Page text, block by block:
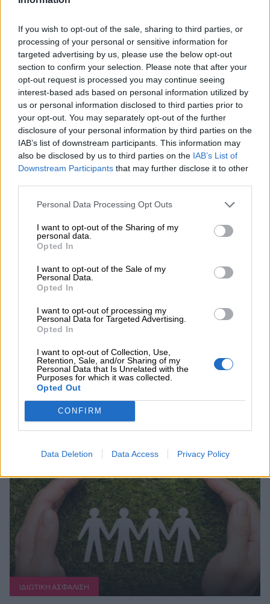
If you wish to opt-out of the sale, sharing to third parties, or
processing of your personal or sensitive information for
targeted advertising by us, please use the below opt-out
section to confirm your selection. Please note that after your
opt-out request is processed you may continue seeing
interest-based ads based on personal information utilized by
us or personal information disclosed to third parties prior to
your opt-out. You may separately opt-out of the further
disclosure of your personal information by third parties on the
IAB’s list of downstream participants. This information may
also be disclosed by us to third parties on the IAB’s List of
Downstream Participants that may further disclose it to other
Personal Data Processing Opt Outs
I want to opt-out of the Sharing of my
personal data.
Opted In
I want to opt-out of the Sale of my
Personal Data.
Opted In
I want to opt-out of processing my
Personal Data for Targeted Advertising.
Opted In
I want to opt-out of Collection, Use,
Retention, Sale, and/or Sharing of my
Personal Data that Is Unrelated with the
Purposes for which it was collected.
Opted Out
CONFIRM
Data Deletion Data Access Privacy Policy
Στέλιος Λιανός – INTERAMERICAN / Αθηναϊκή Γενική Κλινική
06.08.2026 - 08:40
Η γαλλική «ψήφος» στο «καλώδιο» και τα συμφέροντα, οι
ελληνικές τράπεζες «πρωταθλήτριες» στα δάνεια, νέο deal
Βαρδινογιάννη- Εξάρχου και ο διπλασιασμός των κερδών της
ΔΕΗ
05.08.2026 - 13:37
Randy Schekman, Νομπελίστας Ιατρικής: «Σε πέντε χρόνια
μπορεί να έχουμε θεραπεία που αναστέλλει την εξέλιξη του
Πάρκινσον»
Ε.Ε και παράνομη μετανάστευση: προτάσεις και δράσεις με
05.08.2026 - 12:11
05.08.2026 - 11:30
διαμεσολαβητών
ΠΕΡΙΣΣΟΤΕΡΑ
ΙΔΙΩΤΙΚΗ ΑΣΦAΛΙΣΗ